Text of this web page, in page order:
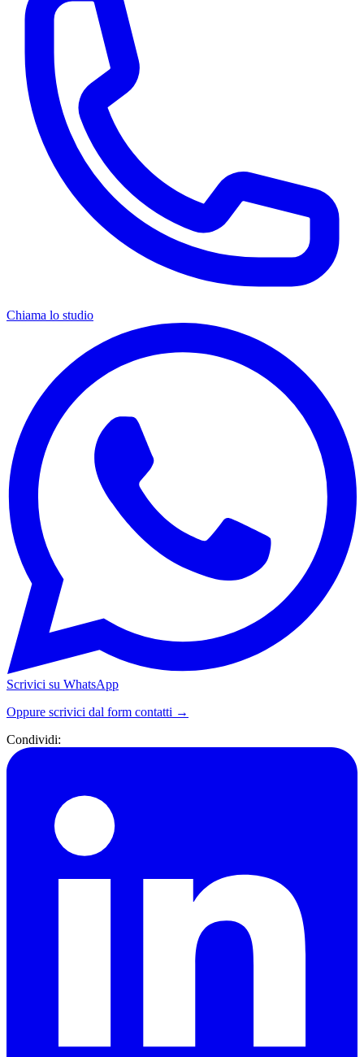
Chiama lo studio
Scrivici su WhatsApp
Oppure scrivici dal form contatti →
Condividi: